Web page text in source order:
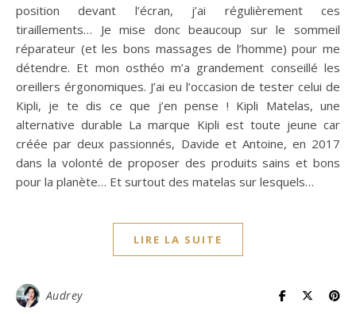
position devant l’écran, j’ai régulièrement ces
tiraillements… Je mise donc beaucoup sur le sommeil
réparateur (et les bons massages de l’homme) pour me
détendre. Et mon osthéo m’a grandement conseillé les
oreillers érgonomiques. J’ai eu l’occasion de tester celui de
Kipli, je te dis ce que j’en pense ! Kipli Matelas, une
alternative durable La marque Kipli est toute jeune car
créée par deux passionnés, Davide et Antoine, en 2017
dans la volonté de proposer des produits sains et bons
pour la planète… Et surtout des matelas sur lesquels…
LIRE LA SUITE
Audrey